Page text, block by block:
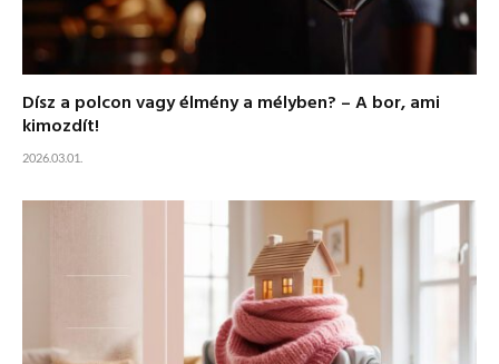
Dísz a polcon vagy élmény a mélyben? – A bor, ami
kimozdít!
2026.03.01.